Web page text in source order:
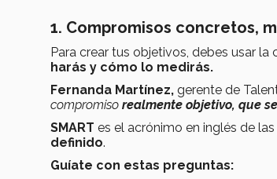
1. Compromisos concretos,
Para crear tus objetivos, debes usar la
harás y cómo lo medirás.
Fernanda Martínez, gerente de
compromiso realmente objetivo, que
SMART es el acrónimo en inglés de
definido.
Guíate con estas preguntas: